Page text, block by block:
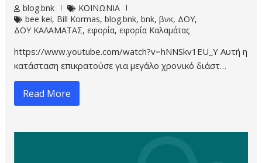
blog.bnk
ΚΟΙΝΩΝΙΑ
bee kei, Bill Kormas,blog.bnk,bnk,βνκ, ΔΟΥ,
ΔΟΥ ΚΑΛΑΜΑΤΑΣ,εφορία,εφορία Καλαμάτας
https://www.youtube.com/watch?v=hNNSkv1EU_Y Αυτή η
κατάσταση επικρατούσε για μεγάλο χρονικό διάστ…
Read More